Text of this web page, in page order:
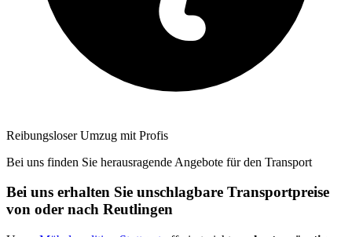
Reibungsloser Umzug mit Profis
Bei uns finden Sie herausragende Angebote für den Transport
Bei uns erhalten Sie unschlagbare Transportpreise
von oder nach Reutlingen